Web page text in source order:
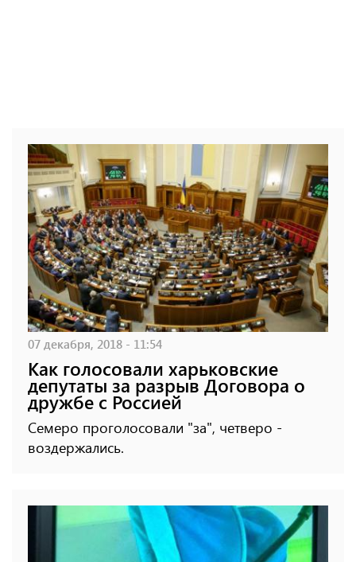
07 декабря, 2018 - 11:54
Как голосовали харьковские
депутаты за разрыв Договора о
дружбе с Россией
Семеро проголосовали "за", четверо -
воздержались.